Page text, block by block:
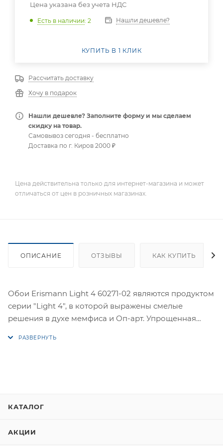
Цена указана без учета НДС
Есть в наличии: 2 Нашли дешевле?
КУПИТЬ В 1 КЛИК
Рассчитать доставку
Хочу в подарок
Нашли дешевле? Заполните форму и мы сделаем
скидку на товар.
Самовывоз сегодня - бесплатно
Доставка по г. Киров 2000 ₽
Цена действительна только для интернет-магазина и может
отличаться от цен в розничных магазинах.
ОПИСАНИЕ ОТЗЫВЫ КАК КУПИТЬ
Обои Erismann Light 4 60271-02 являются продуктом
серии "Light 4", в которой выражены смелые
решения в духе мемфиса и Оп-арт. Упрощенная
Геометрический принт на светлом фоне коллекции
сочетание в комнате нескольких видов обоев с
КАТАЛОГ
АКЦИИ